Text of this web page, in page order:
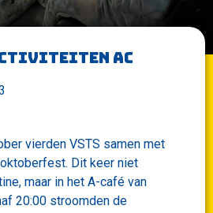
AC
vierden VSTS samen met
Dit keer niet
maar in het A-café van
20:00 stroomden de